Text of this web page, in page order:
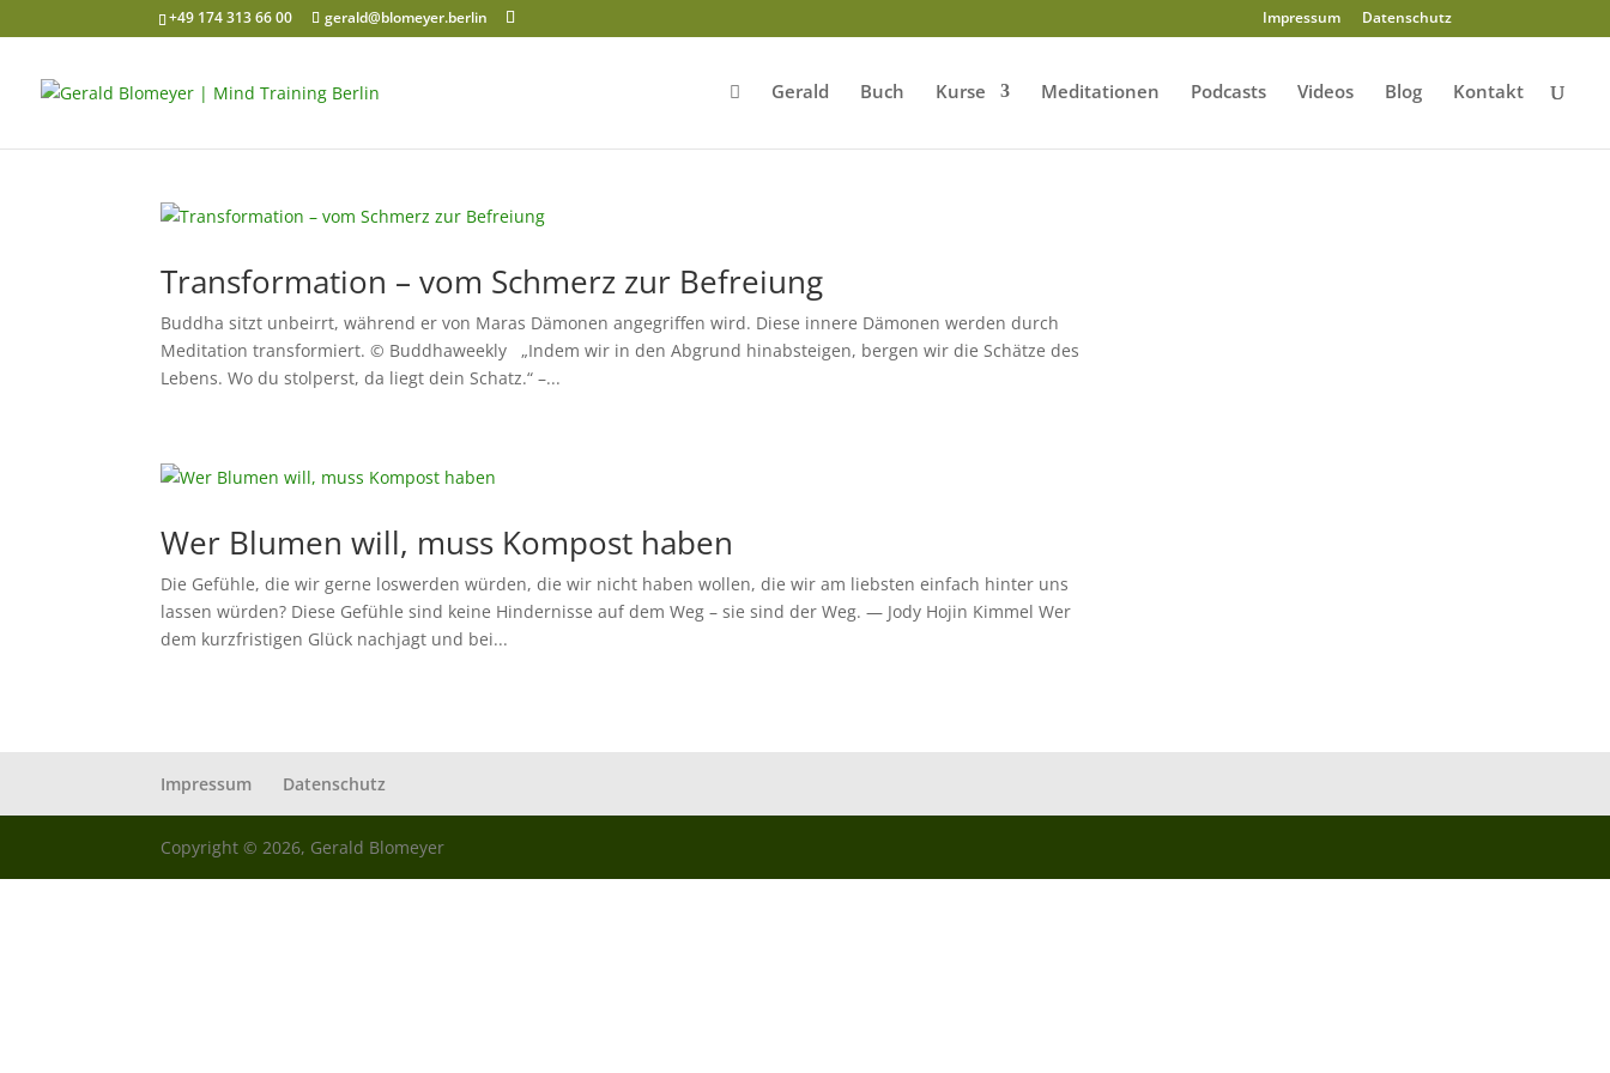
+49 174 313 66 00 gerald@blomeyer.berlin Impressum Datenschutz
Gerald Buch Kurse Meditationen Podcasts Videos Blog Kontakt
Transformation – vom Schmerz zur Befreiung
Buddha sitzt unbeirrt, während er von Maras Dämonen angegriffen wird. Diese innere Dämonen werden durch
Meditation transformiert. © Buddhaweekly „Indem wir in den Abgrund hinabsteigen, bergen wir die Schätze des
Lebens. Wo du stolperst, da liegt dein Schatz.“ –...
Wer Blumen will, muss Kompost haben
Die Gefühle, die wir gerne loswerden würden, die wir nicht haben wollen, die wir am liebsten einfach hinter uns
lassen würden? Diese Gefühle sind keine Hindernisse auf dem Weg – sie sind der Weg. — Jody Hojin Kimmel Wer
dem kurzfristigen Glück nachjagt und bei...
Impressum Datenschutz
Copyright © 2026, Gerald Blomeyer